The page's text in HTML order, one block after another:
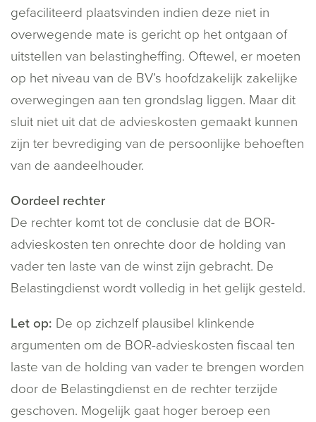
gefaciliteerd plaatsvinden indien deze niet in
overwegende mate is gericht op het ontgaan of
uitstellen van belastingheffing. Oftewel, er moeten
op het niveau van de BV’s hoofdzakelijk zakelijke
overwegingen aan ten grondslag liggen. Maar dit
sluit niet uit dat de advieskosten gemaakt kunnen
zijn ter bevrediging van de persoonlijke behoeften
van de aandeelhouder.
Oordeel rechter
De rechter komt tot de conclusie dat de BOR-
advieskosten ten onrechte door de holding van
vader ten laste van de winst zijn gebracht. De
Belastingdienst wordt volledig in het gelijk gesteld.
Let op: De op zichzelf plausibel klinkende
argumenten om de BOR-advieskosten fiscaal ten
laste van de holding van vader te brengen worden
door de Belastingdienst en de rechter terzijde
geschoven. Mogelijk gaat hoger beroep een